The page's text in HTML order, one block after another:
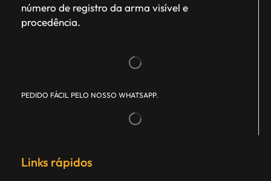
número de registro da arma visível e
procedência.
PEDIDO FÁCIL PELO NOSSO WHATSAPP.
Links rápidos